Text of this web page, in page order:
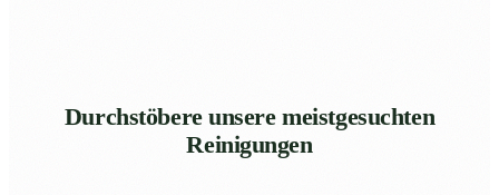
Durchstöbere unsere meistgesuchten
Reinigungen